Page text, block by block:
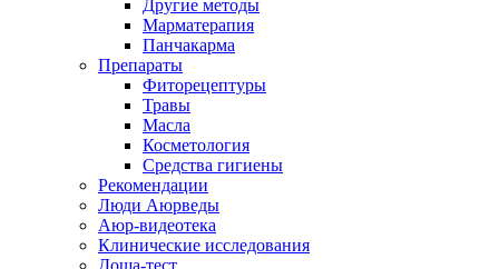
Другие методы
Марматерапия
Панчакарма
Препараты
Фиторецептуры
Травы
Масла
Косметология
Средства гигиены
Рекомендации
Люди Аюрведы
Аюр-видеотека
Клинические исследования
Доша-тест